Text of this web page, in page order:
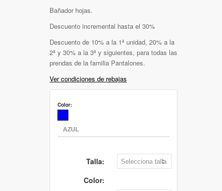
Bañador hojas.
Descuento incremental hasta el 30%
Descuento de 10% a la 1ª unidad, 20% a la
2ª y 30% a la 3ª y siguientes, para todas las
prendas de la familia Pantalones.
Ver condiciones de rebajas
Color:
Talla:
Color: